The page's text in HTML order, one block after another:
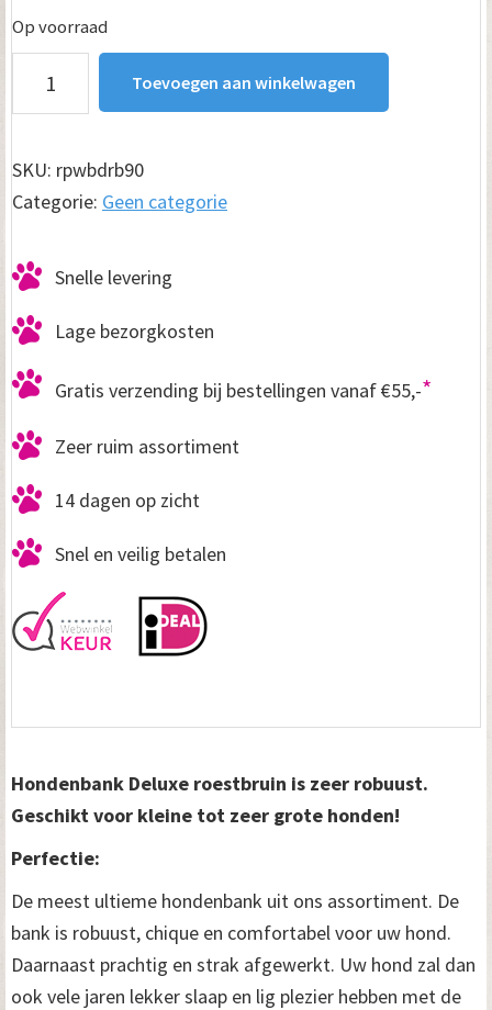
Op voorraad
Deluxe
90cm
aantal
Toevoegen aan winkelwagen
SKU: rpwbdrb90
Categorie: Geen categorie
Snelle levering
Lage bezorgkosten
Gratis verzending bij bestellingen vanaf €55,-*
Zeer ruim assortiment
14 dagen op zicht
Snel en veilig betalen
Hondenbank Deluxe roestbruin is zeer robuust.
Geschikt voor kleine tot zeer grote honden!
Perfectie:
De meest ultieme hondenbank uit ons assortiment. De
bank is robuust, chique en comfortabel voor uw hond.
Daarnaast prachtig en strak afgewerkt. Uw hond zal dan
ook vele jaren lekker slaap en lig plezier hebben met de